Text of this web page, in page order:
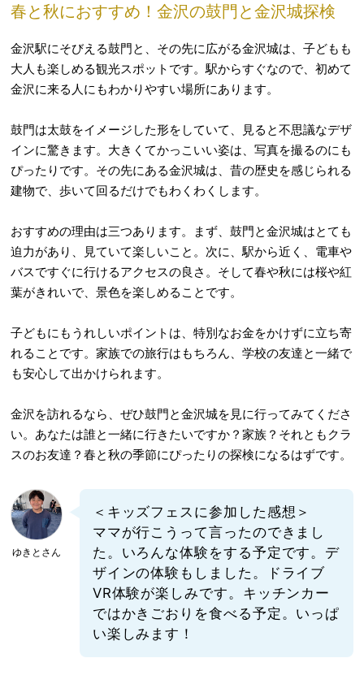
春と秋におすすめ！金沢の鼓門と金沢城探検
金沢駅にそびえる鼓門と、その先に広がる金沢城は、子どもも
大人も楽しめる観光スポットです。駅からすぐなので、初めて
金沢に来る人にもわかりやすい場所にあります。
鼓門は太鼓をイメージした形をしていて、見ると不思議なデザ
インに驚きます。大きくてかっこいい姿は、写真を撮るのにも
ぴったりです。その先にある金沢城は、昔の歴史を感じられる
建物で、歩いて回るだけでもわくわくします。
おすすめの理由は三つあります。まず、鼓門と金沢城はとても
迫力があり、見ていて楽しいこと。次に、駅から近く、電車や
バスですぐに行けるアクセスの良さ。そして春や秋には桜や紅
葉がきれいで、景色を楽しめることです。
子どもにもうれしいポイントは、特別なお金をかけずに立ち寄
れることです。家族での旅行はもちろん、学校の友達と一緒で
も安心して出かけられます。
金沢を訪れるなら、ぜひ鼓門と金沢城を見に行ってみてくださ
い。あなたは誰と一緒に行きたいですか？家族？それともクラ
スのお友達？春と秋の季節にぴったりの探検になるはずです。
ゆきとさん
＜キッズフェスに参加した感想＞
ママが行こうって言ったのできまし
た。いろんな体験をする予定です。デ
ザインの体験もしました。ドライブ
VR体験が楽しみです。キッチンカー
ではかきごおりを食べる予定。いっぱ
い楽しみます！